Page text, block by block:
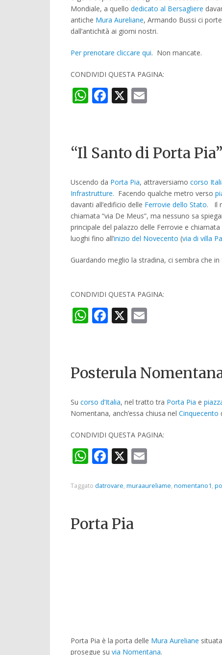
Mondiale, a quello dedicato al Bersagliere
antiche Mura Aureliane, Armando Bussi ci
dall’antichità ai giorni nostri.
Per prenotare cliccare qui. Non mancate.
CONDIVIDI QUESTA PAGINA:
WhatsApp
Facebook
X
“Il Santo di Porta
Uscendo da Porta Pia, attraversiamo corso
Infrastrutture. Facendo qualche metro verso
davanti all’edificio delle Ferrovie dello Stato. Il
chiamata “via De Meus”, ma nessuno sa
principale del palazzo delle Ferrovie e chiamata
luoghi fino all’inizio del Novecento (via di villa
Guardando meglio la stradina, ci sembra che
CONDIVIDI QUESTA PAGINA:
WhatsApp
Facebook
X
Posterula
Su corso d’Italia, nel tratto tra Porta Pia e
Nomentana, anch’essa chiusa nel Cinquecento
CONDIVIDI QUESTA PAGINA:
WhatsApp
Facebook
X
Taggato datrovare, muraaureliame, nomentano1,
Porta Pia
Porta Pia è la porta delle Mura Aureliane
prosegue su via Nomentana.